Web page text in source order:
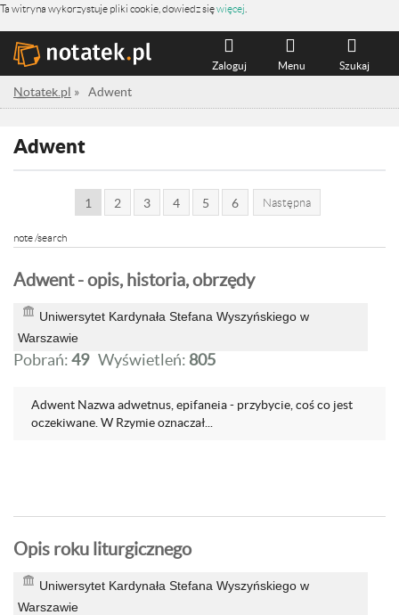
Ta witryna wykorzystuje pliki cookie, dowiedz sięwięcej
Szukaj
Menu
Zaloguj
Notatek.pl » Adwent
Adwent
1 2 3 4 5 6 Następna
note /search
Adwent - opis, historia, obrzędy
Uniwersytet Kardynała Stefana Wyszyńskiego w
Warszawie
Pobrań:49 Wyświetleń: 805
Adwent Nazwa adwetnus, epifaneia - przybycie, coś co jest
oczekiwane. W Rzymie oznaczał...
Opis roku liturgicznego
Uniwersytet Kardynała Stefana Wyszyńskiego w
Warszawie